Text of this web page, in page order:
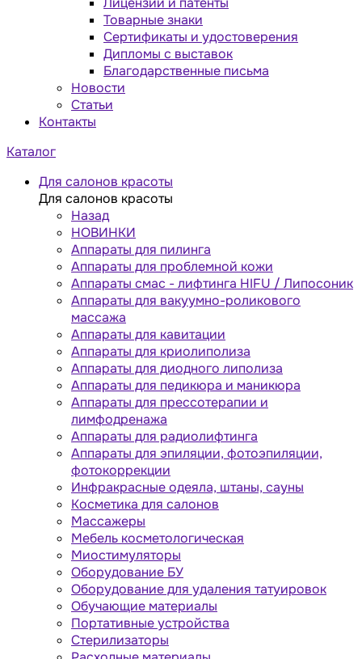
Товарные знаки
Сертификаты и удостоверения
Дипломы с выставок
Благодарственные письма
Новости
Статьи
Контакты
Каталог
Для салонов красоты
Для салонов красоты
Назад
НОВИНКИ
Аппараты для пилинга
Аппараты для проблемной кожи
Аппараты cмас - лифтинга HIFU / Липосоник
Аппараты для вакуумно-роликового
массажа
Аппараты для кавитации
Аппараты для криолиполиза
Аппараты для диодного липолиза
Аппараты для педикюра и маникюра
Аппараты для прессотерапии и
лимфодренажа
Аппараты для радиолифтинга
Аппараты для эпиляции, фотоэпиляции,
фотокоррекции
Инфракрасные одеяла, штаны, сауны
Косметика для салонов
Массажеры
Мебель косметологическая
Миостимуляторы
Оборудование БУ
Оборудование для удаления татуировок
Обучающие материалы
Портативные устройства
Стерилизаторы